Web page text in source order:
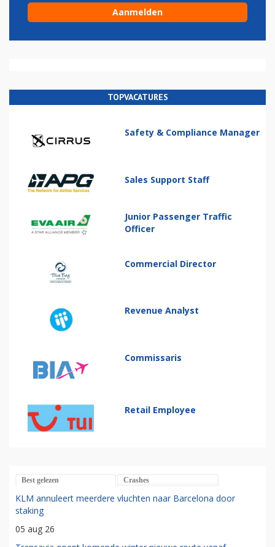
TOPVACATURES
Safety & Compliance Manager
Sales Support Staff
Junior Passenger Traffic
Officer
Commercial Director
Revenue Analyst
Commissaris
Retail Employee
Best gelezen Crashes
KLM annuleert meerdere vluchten naar Barcelona door
staking
05 aug 26